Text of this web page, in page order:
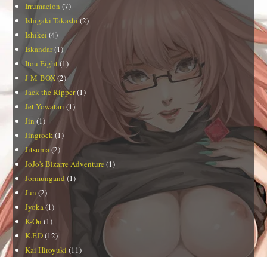
Irrumacion (7)
Ishigaki Takashi(2)
Ishikei (4)
Iskandar(1)
Itou Eight(1)
J-M-BOX(2)
Jack the Ripper(1)
Jet Yowatari (1)
Jin (1)
Jingrock(1)
Jitsuma(2)
JoJo's Bizarre Adventure (1)
Jormungand(1)
Jun (2)
Jyoka(1)
K-On (1)
K.F.D(12)
Kai Hiroyuki (11)